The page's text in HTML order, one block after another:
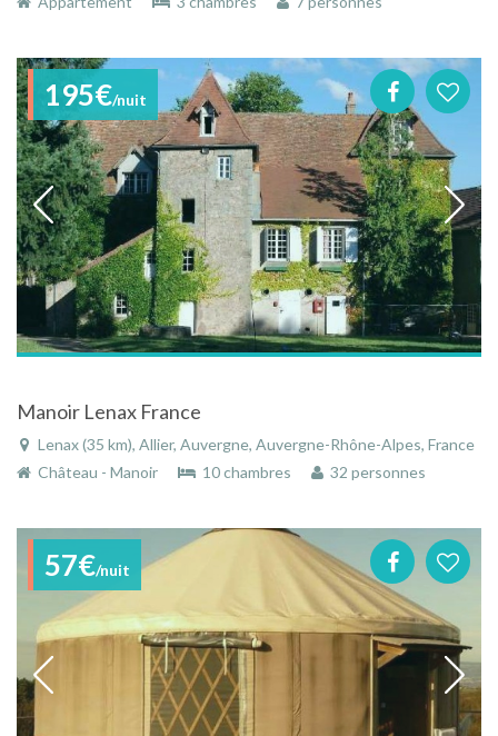
195€/nuit
Manoir Lenax France
Lenax (35 km), Allier, Auvergne, Auvergne-Rhône-Alpes, France
Château - Manoir
10 chambres 32 personnes
57€/nuit